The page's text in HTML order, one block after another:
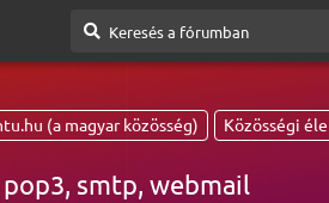
(a magyar közösség) Közösségi
pop3, smtp, webmail